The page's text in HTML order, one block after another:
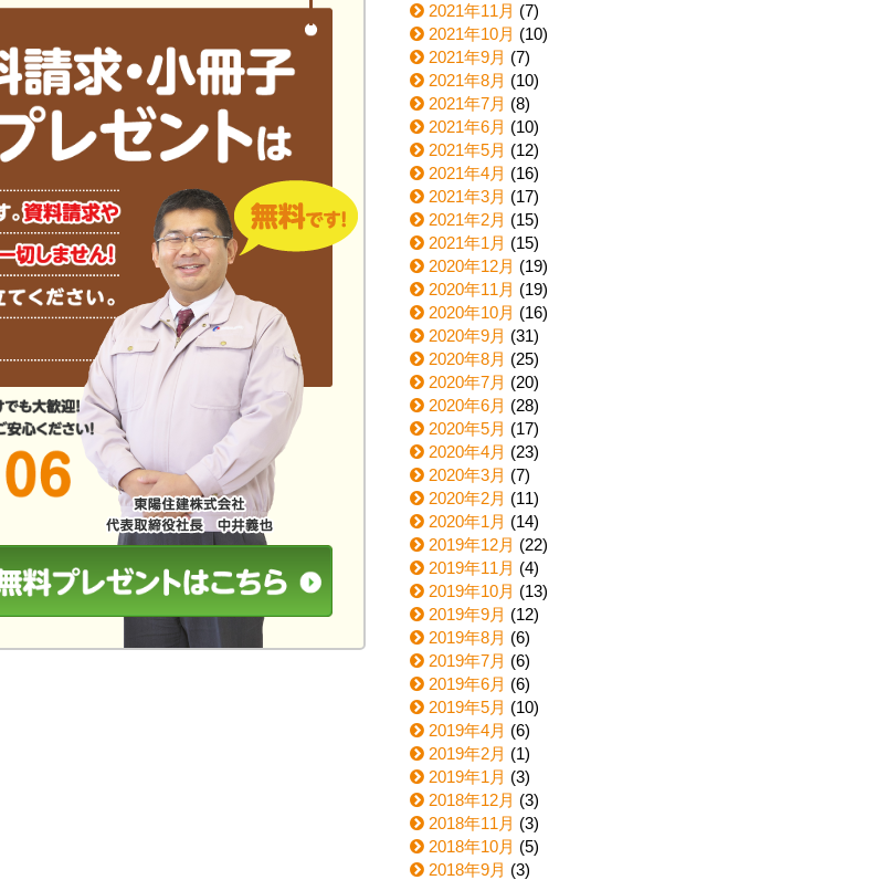
2021年11月 (7)
2021年10月 (10)
2021年9月 (7)
2021年8月 (10)
2021年7月 (8)
2021年6月 (10)
2021年5月 (12)
2021年4月 (16)
2021年3月 (17)
2021年2月 (15)
2021年1月 (15)
2020年12月 (19)
2020年11月 (19)
2020年10月 (16)
2020年9月 (31)
2020年8月 (25)
2020年7月 (20)
2020年6月 (28)
2020年5月 (17)
2020年4月 (23)
2020年3月 (7)
2020年2月 (11)
2020年1月 (14)
2019年12月 (22)
2019年11月 (4)
2019年10月 (13)
2019年9月 (12)
2019年8月 (6)
2019年7月 (6)
2019年6月 (6)
2019年5月 (10)
2019年4月 (6)
2019年2月 (1)
2019年1月 (3)
2018年12月 (3)
2018年11月 (3)
2018年10月 (5)
2018年9月 (3)